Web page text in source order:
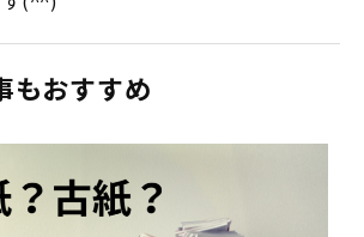
もおすすめ